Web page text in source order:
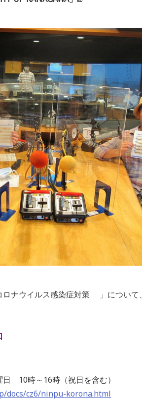
ナウイルス感染症対策 」について、
10時～16時（祝日を含む）
docs/cz6/ninpu-korona.html